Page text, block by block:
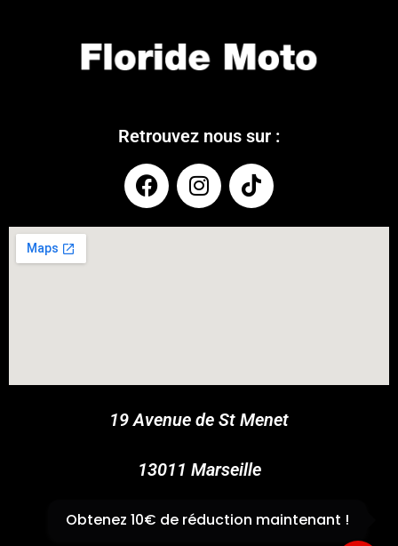
Retrouvez nous sur :
19 Avenue de St Menet
13011 Marseille
✆04 91 44 45 46
Obtenez 10€ de réduction maintenant !